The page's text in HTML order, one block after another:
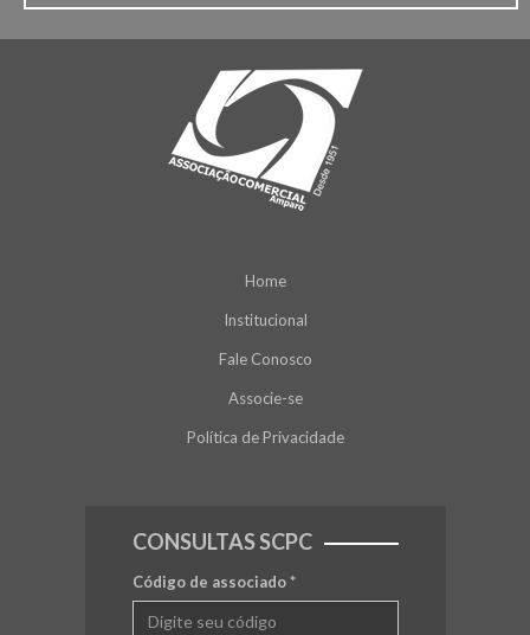
Home
Institucional
Fale Conosco
Associe-se
Política de Privacidade
CONSULTAS SCPC
Código de associado*